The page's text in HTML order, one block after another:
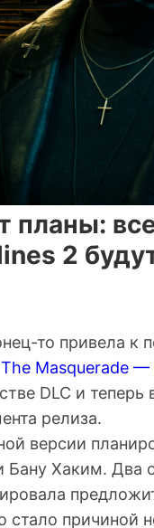
планы:
2
то привела к
Masquerade —
DLC и теперь
релиза.
версии
Бану Хаким. Два
причиной